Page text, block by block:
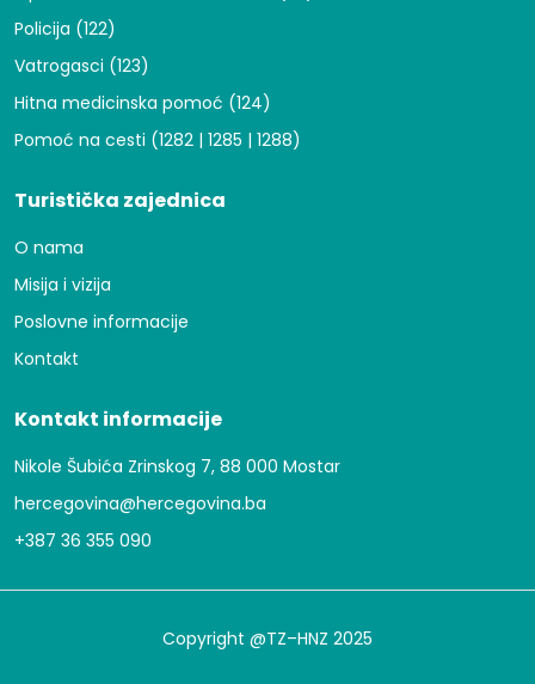
Policija (122)
Vatrogasci (123)
Hitna medicinska pomoć (124)
Pomoć na cesti (1282 | 1285 | 1288)
Turistička zajednica
O nama
Misija i vizija
Poslovne informacije
Kontakt
Kontakt informacije
Nikole Šubića Zrinskog 7, 88 000 Mostar
hercegovina@hercegovina.ba
+387 36 355 090
Copyright @TZ–HNZ 2025